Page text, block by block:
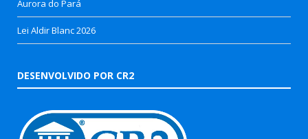
Aurora do Pará
Lei Aldir Blanc 2026
DESENVOLVIDO POR CR2